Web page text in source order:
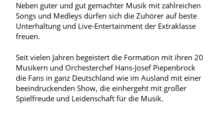
Neben guter und gut gemachter Musik mit zahlreichen
Songs und Medleys dürfen sich die Zuhörer auf beste
Unterhaltung und Live-Entertainment der Extraklasse
freuen.
Seit vielen Jahren begeistert die Formation mit ihren 20
Musikern und Orchesterchef Hans-Josef Piepenbrock
die Fans in ganz Deutschland wie im Ausland mit einer
beeindruckenden Show, die einhergeht mit großer
Spielfreude und Leidenschaft für die Musik.